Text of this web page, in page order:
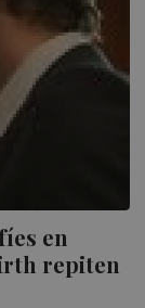
en
repiten